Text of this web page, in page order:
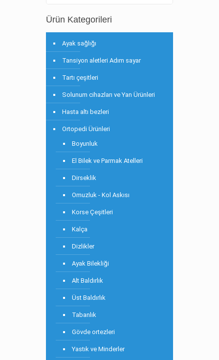
Ürün Kategorileri
Ayak sağlığı
Tansiyon aletleri Adım sayar
Tartı çeşitleri
Solunum cihazları ve Yan Ürünleri
Hasta altı bezleri
Ortopedi Ürünleri
Boyunluk
El Bilek ve Parmak Atelleri
Dirseklik
Omuzluk - Kol Askısı
Korse Çeşitleri
Kalça
Dizlikler
Ayak Bilekliği
Alt Baldırlık
Üst Baldırlık
Tabanlık
Gövde ortezleri
Yastık ve Minderler